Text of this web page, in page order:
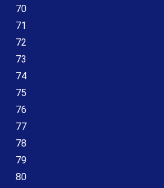
70
71
72
73
74
75
76
77
78
79
80